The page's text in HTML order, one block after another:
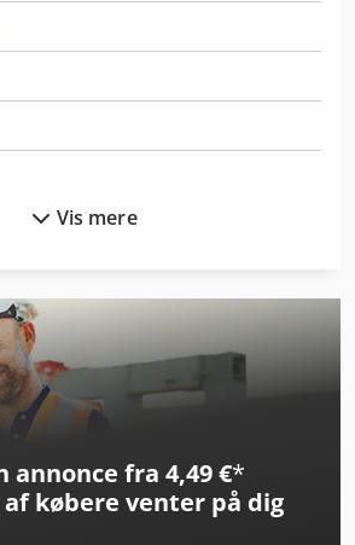
Vis mere
annonce fra 4,49 €*
købere venter på dig